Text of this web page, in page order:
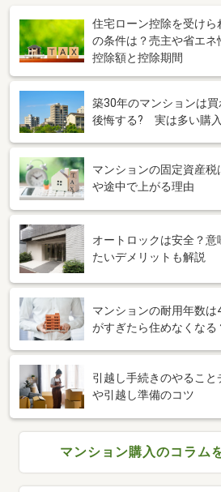
住宅ローン控除を受けら
の条件は？売主や省エネ
控除額と控除期間
築30年のマンションは
後悔する? 実は多い購
マンションの固定資産
や途中で上がる理由
オートロックは安全？意
たいデメリットも解説
マンションの耐用年数
がすぎたら住めなくなる
引越し手続きのやること
や引越し準備のコツ
マンション購入のコラム